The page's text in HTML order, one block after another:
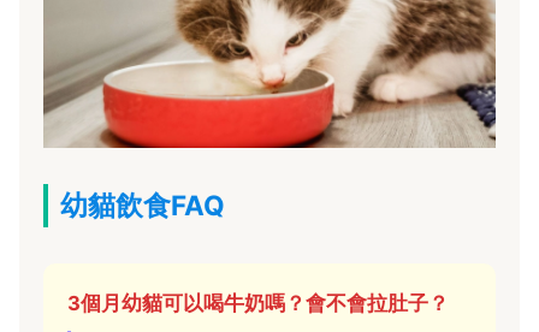
幼貓飲食FAQ
3個月幼貓可以喝牛奶嗎？會不會拉肚子？